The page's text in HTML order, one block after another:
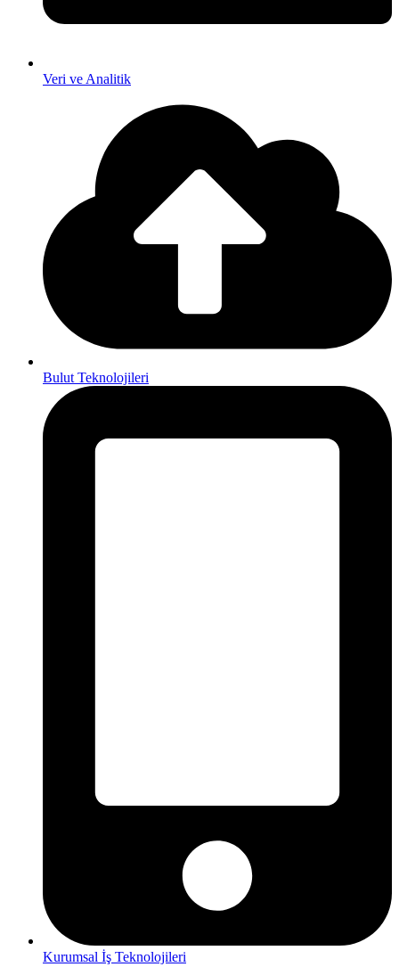
Veri ve Analitik
Bulut Teknolojileri
Kurumsal İş Teknolojileri